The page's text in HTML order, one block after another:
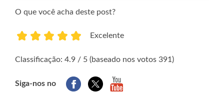
O que você acha deste post?
Excelente
Classificação: 4.9 / 5 (baseado nos votos 391)
Siga-nos no